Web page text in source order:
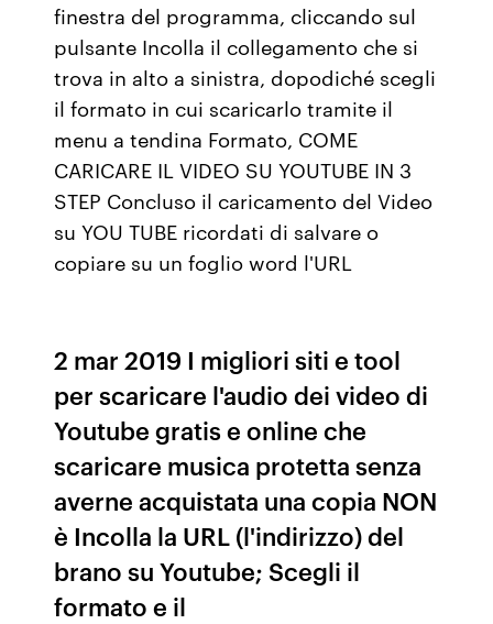
finestra del programma, cliccando sul
pulsante Incolla il collegamento che si
trova in alto a sinistra, dopodiché scegli
il formato in cui scaricarlo tramite il
menu a tendina Formato, COME
CARICARE IL VIDEO SU YOUTUBE IN 3
STEP Concluso il caricamento del Video
su YOU TUBE ricordati di salvare o
copiare su un foglio word l'URL
2 mar 2019 I migliori siti e tool
per scaricare l'audio dei video di
Youtube gratis e online che
scaricare musica protetta senza
averne acquistata una copia NON
è Incolla la URL (l'indirizzo) del
brano su Youtube; Scegli il
formato e il